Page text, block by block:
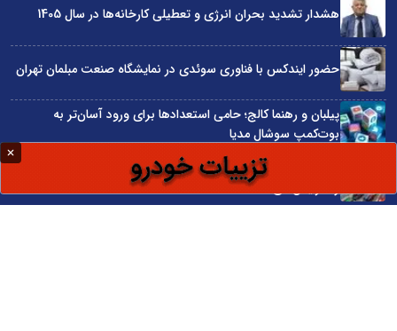
هشدار تشدید بحران انرژی و تعطیلی کارخانه‌ها در سال 1405
حضور ایندکس با فناوری سوئدی در نمایشگاه صنعت مبلمان تهران
پیلبان و رهنما کالج؛ حامی استعدادها برای ورود آسان‌تر به
بوت‌کمپ سوشال مدیا
واردات مستقیم از چین؛ چگونه حذف واسطه‌ها سود کسب‌وکارها
را افزایش می‌دهد؟